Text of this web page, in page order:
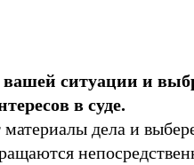
ситуации и
в суде.
дела и